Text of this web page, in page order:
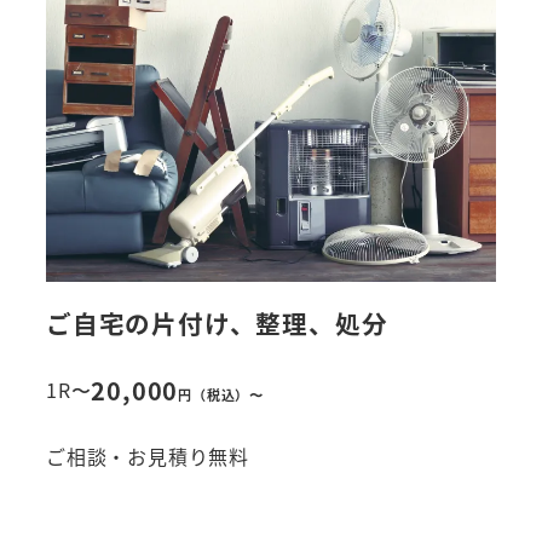
ご自宅の片付け、整理、処分
1R〜20,000円（税込）〜
ご相談・お見積り無料